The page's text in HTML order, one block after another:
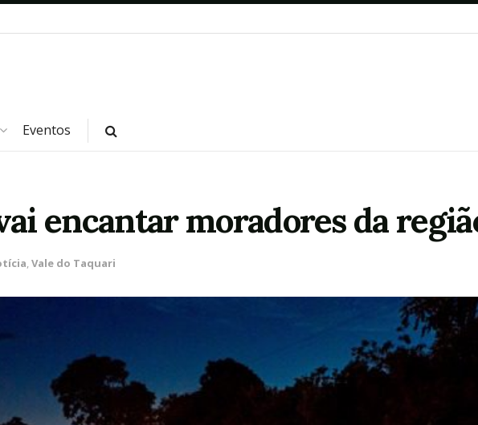
Eventos
encantar moradores da
,Vale do Taquari